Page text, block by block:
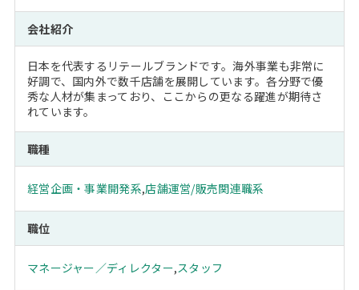
会社紹介
日本を代表するリテールブランドです。海外事業も非常に
好調で、国内外で数千店舗を展開しています。各分野で優
秀な人材が集まっており、ここからの更なる躍進が期待さ
れています。
職種
経営企画・事業開発系,店舗運営/販売関連職系
職位
マネージャー／ディレクター,スタッフ